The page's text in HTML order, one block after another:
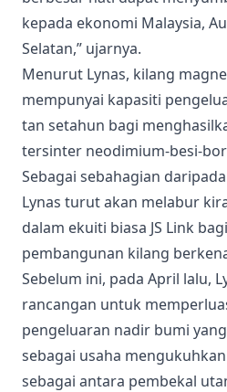
kepada ekonomi Malaysia,
Selatan,” ujarnya.
Menurut Lynas, kilang
mempunyai kapasiti
tan setahun bagi
tersinter neodimium-besi-
Sebagai sebahagian
Lynas turut akan melabur
dalam ekuiti biasa JS Link
pembangunan kilang
Sebelum ini, pada April lalu,
rancangan untuk
pengeluaran nadir bumi
sebagai usaha
sebagai antara pembekal